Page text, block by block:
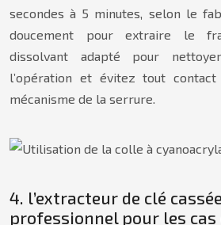
secondes à 5 minutes, selon le
doucement pour extraire le
dissolvant adapté pour
l’opération et évitez tout
mécanisme de la serrure.
4. l’extracteur de clé
professionnel pour les cas